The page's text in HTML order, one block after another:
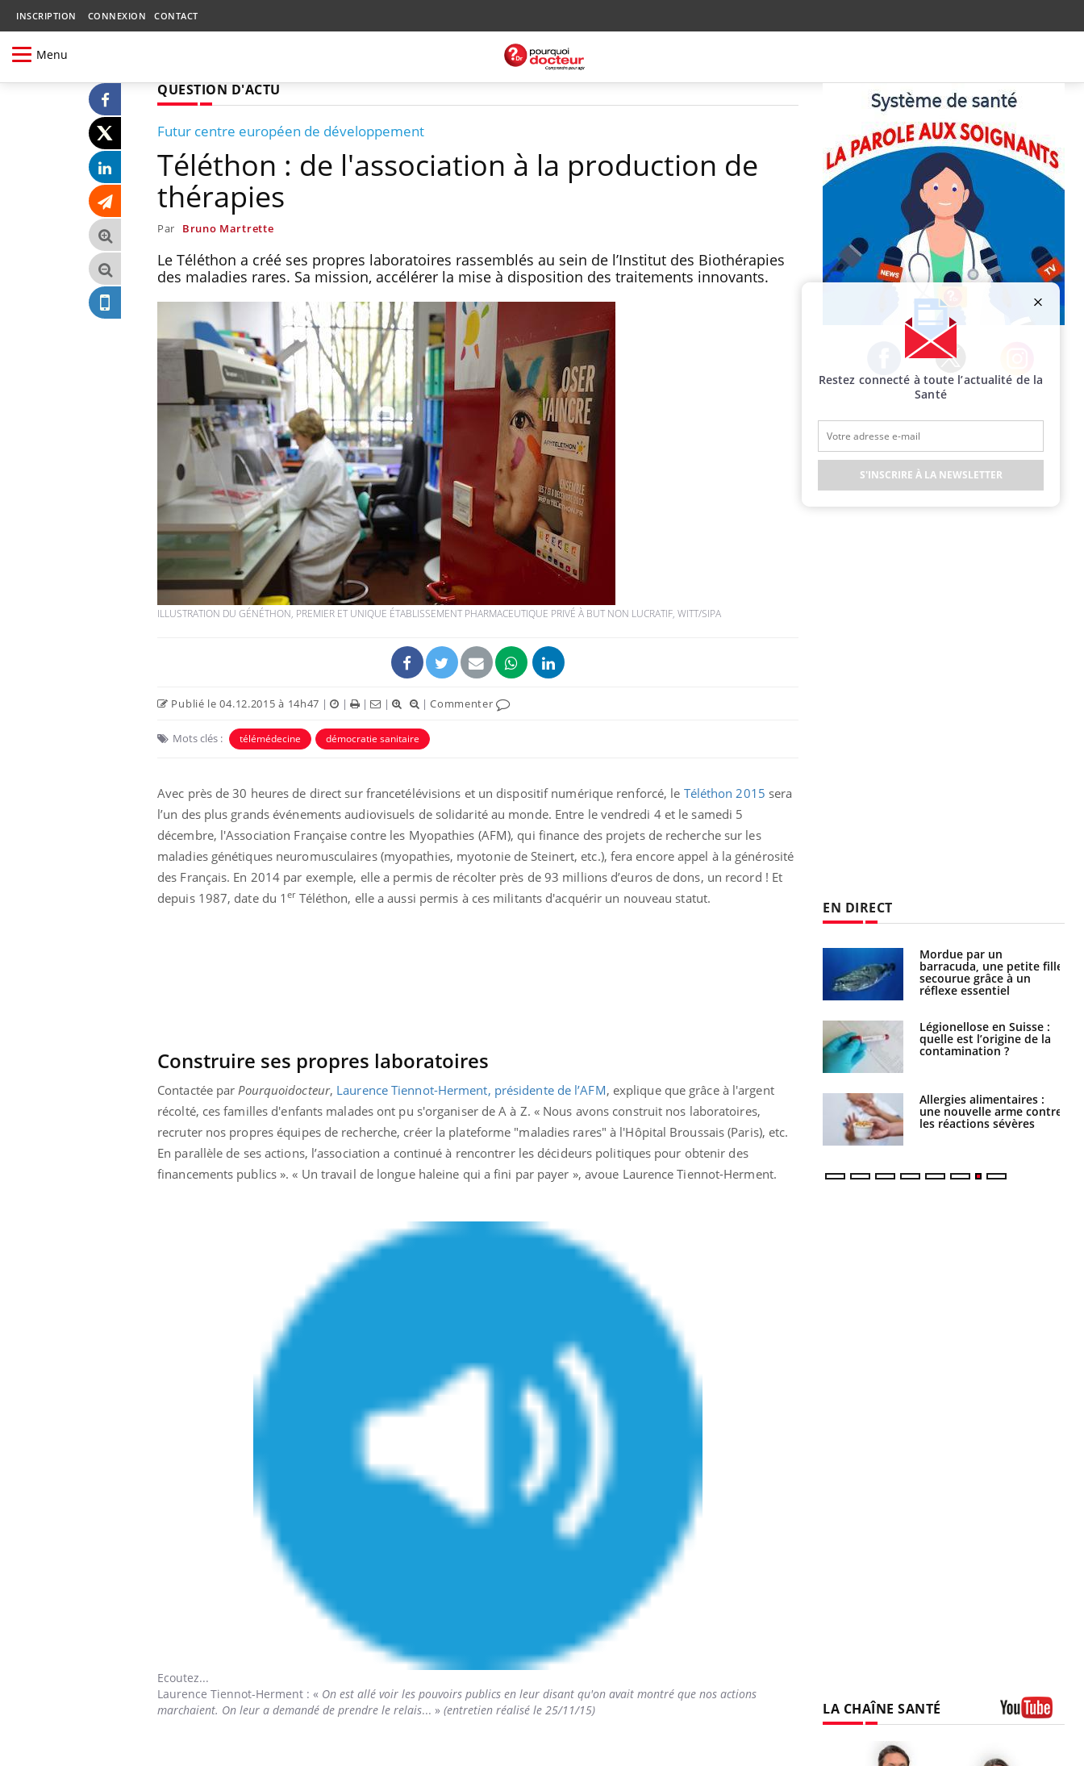
INSCRIPTION CONNEXION CONTACT
Menu
QUESTION D'ACTU
Futur centre européen de développement
Téléthon : de l'association à la production de
thérapies
Par Bruno Martrette
Le Téléthon a créé ses propres laboratoires rassemblés au sein de l’Institut des Biothérapies
des maladies rares. Sa mission, accélérer la mise à disposition des traitements innovants.
ILLUSTRATION DU GÉNÉTHON, PREMIER ET UNIQUE ÉTABLISSEMENT PHARMACEUTIQUE PRIVÉ À BUT NON LUCRATIF, WITT/SIPA
Publié le 04.12.2015 à 14h47 | | | | |Commenter
Mots clés : télémédecine démocratie sanitaire
Avec près de 30 heures de direct sur francetélévisions et un dispositif numérique renforcé, le Téléthon 2015 sera
l’un des plus grands événements audiovisuels de solidarité au monde. Entre le vendredi 4 et le samedi 5
décembre, l'Association Française contre les Myopathies (AFM), qui finance des projets de recherche sur les
maladies génétiques neuromusculaires (myopathies, myotonie de Steinert, etc.), fera encore appel à la générosité
des Français. En 2014 par exemple, elle a permis de récolter près de 93 millions d’euros de dons, un record ! Et
depuis 1987, date du 1erTéléthon, elle a aussi permis à ces militants d'acquérir un nouveau statut.
Construire ses propres laboratoires
Contactée par Pourquoidocteur, Laurence Tiennot-Herment, présidente de l’AFM, explique que grâce à l'argent
récolté, ces familles d'enfants malades ont pu s'organiser de A à Z. « Nous avons construit nos laboratoires,
recruter nos propres équipes de recherche, créer la plateforme "maladies rares" à l'Hôpital Broussais (Paris), etc.
En parallèle de ses actions, l’association a continué à rencontrer les décideurs politiques pour obtenir des
financements publics ». « Un travail de longue haleine qui a fini par payer », avoue Laurence Tiennot-Herment.
Ecoutez...
Laurence Tiennot-Herment : « On est allé voir les pouvoirs publics en leur disant qu'on avait montré que nos actions
marchaient. On leur a demandé de prendre le relais... » (entretien réalisé le 25/11/15)
Facebook Twitter Instagram
EN DIRECT
elle enfin ?
Pourquoi votre ventre
gâche-t-il les premiers
cancer ?
Pourquoi manger moins
de protéines pourrait
finalement être bénéfique
Mordue par une tique en
vacances, elle reste dans
Mordue par un
barracuda, une petite fille
secourue grâce à un
réflexe essentiel
Légionellose en Suisse :
quelle est l’origine de la
contamination ?
Allergies alimentaires :
une nouvelle arme contre
les réactions sévères
LA CHAÎNE SANTÉ
Restez connecté à toute l’actualité de la
Santé
S'INSCRIRE À LA NEWSLETTER